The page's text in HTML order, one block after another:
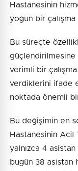
Hastanesinin
yoğun bir
Bu süreçte
güçlendirilmesine
verimli bir
verdiklerini ifade
noktada önemli
Bu değişimin en
Hastanesinin Acil
yalnızca 4
bugün 38 asistan